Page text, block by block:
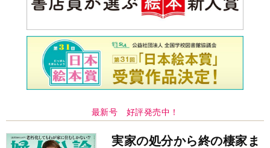
最新号 好評発売中！
実家の処分から終の棲家ま